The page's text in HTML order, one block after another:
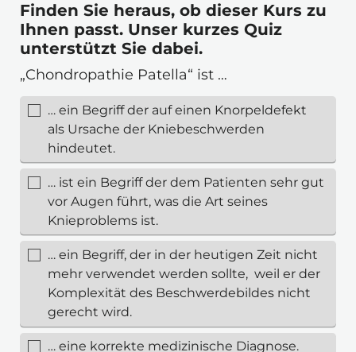
Finden Sie heraus, ob dieser Kurs zu
Ihnen passt. Unser kurzes Quiz
unterstützt Sie dabei.